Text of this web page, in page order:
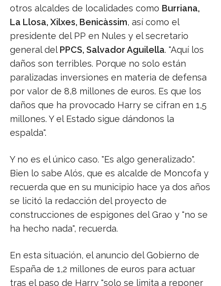
otros alcaldes de localidades como Burriana,
La Llosa, Xilxes, Benicàssim, así como el
presidente del PP en Nules y el secretario
general del PPCS, Salvador Aguilella. "Aquí los
daños son terribles. Porque no solo están
paralizadas inversiones en materia de defensa
por valor de 8,8 millones de euros. Es que los
daños que ha provocado Harry se cifran en 1,5
millones. Y el Estado sigue dándonos la
espalda".
Y no es el único caso. "Es algo generalizado".
Bien lo sabe Alós, que es alcalde de Moncofa y
recuerda que en su municipio hace ya dos años
se licitó la redacción del proyecto de
construcciones de espigones del Grao y "no se
ha hecho nada", recuerda.
En esta situación, el anuncio del Gobierno de
España de 1,2 millones de euros para actuar
tras el paso de Harry "solo se limita a reponer